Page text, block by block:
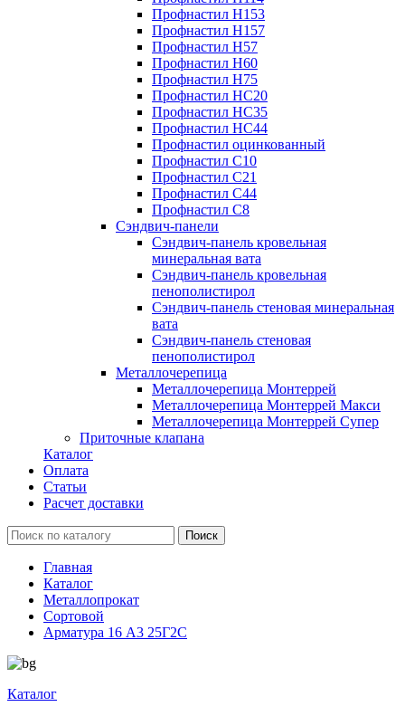
Профнастил Н153
Профнастил Н157
Профнастил Н57
Профнастил Н60
Профнастил Н75
Профнастил НС20
Профнастил НС35
Профнастил НС44
Профнастил оцинкованный
Профнастил С10
Профнастил С21
Профнастил С44
Профнастил С8
Сэндвич-панели
Сэндвич-панель кровельная
минеральная вата
Сэндвич-панель кровельная
пенополистирол
Сэндвич-панель стеновая минеральная
вата
Сэндвич-панель стеновая
пенополистирол
Металлочерепица
Металлочерепица Монтеррей
Металлочерепица Монтеррей Макси
Металлочерепица Монтеррей Супер
Приточные клапана
Каталог
Оплата
Статьи
Расчет доставки
Главная
Каталог
Металлопрокат
Сортовой
Арматура 16 А3 25Г2С
Каталог